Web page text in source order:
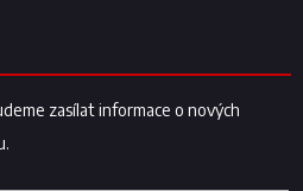
zasílat informace o nových